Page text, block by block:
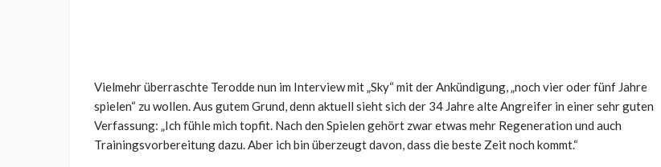
Vielmehr überraschte Terodde nun im Interview mit „Sky“ mit der Ankündigung, „noch vier oder fünf Jahre
spielen“ zu wollen. Aus gutem Grund, denn aktuell sieht sich der 34 Jahre alte Angreifer in einer sehr guten
Verfassung: „Ich fühle mich topfit. Nach den Spielen gehört zwar etwas mehr Regeneration und auch
Trainingsvorbereitung dazu. Aber ich bin überzeugt davon, dass die beste Zeit noch kommt.“